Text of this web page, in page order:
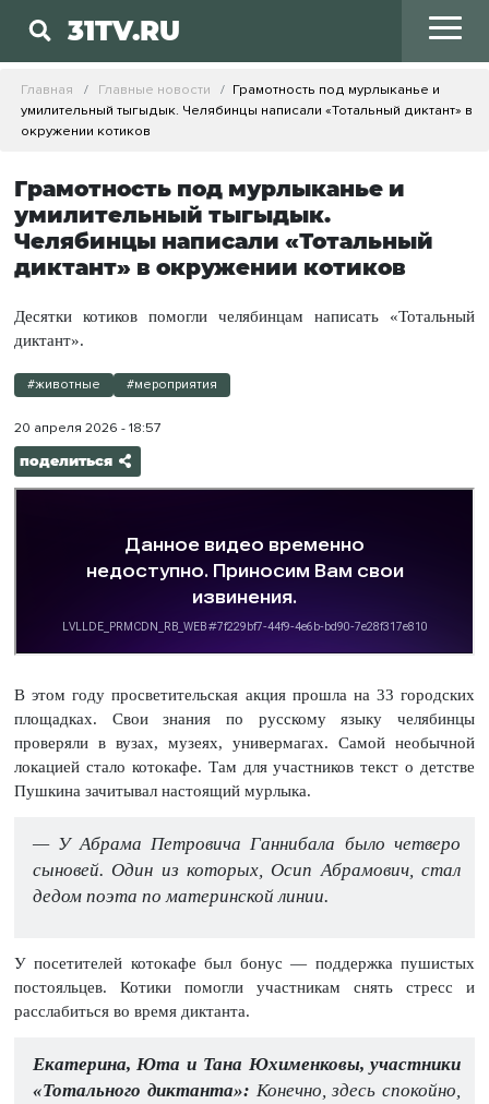
31TV.RU
Главная Главные новости
Грамотность под мурлыканье и
умилительный тыгыдык. Челябинцы написали «Тотальный диктант» в
окружении котиков
Грамотность под мурлыканье и
умилительный тыгыдык.
Челябинцы написали «Тотальный
диктант» в окружении котиков
Десятки котиков помогли челябинцам написать «Тотальный
диктант».
#животные #мероприятия
20 апреля 2026 - 18:57
поделиться
В этом году просветительская акция прошла на 33 городских
площадках. Свои знания по русскому языку челябинцы
проверяли в вузах, музеях, универмагах. Самой необычной
локацией стало котокафе. Там для участников текст о детстве
Пушкина зачитывал настоящий мурлыка.
— У Абрама Петровича Ганнибала было четверо
сыновей. Один из которых, Осип Абрамович, стал
дедом поэта по материнской линии.
У посетителей котокафе был бонус — поддержка пушистых
постояльцев. Котики помогли участникам снять стресс и
расслабиться во время диктанта.
Екатерина, Юта и Тана Юхименковы, участники
«Тотального диктанта»: Конечно, здесь спокойно,